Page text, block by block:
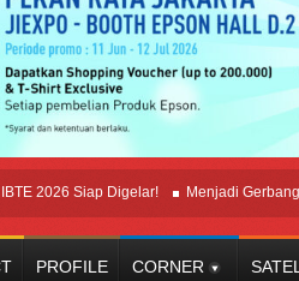
Siap Digelar! Menjadi Gerbang
PROFILE CORNER